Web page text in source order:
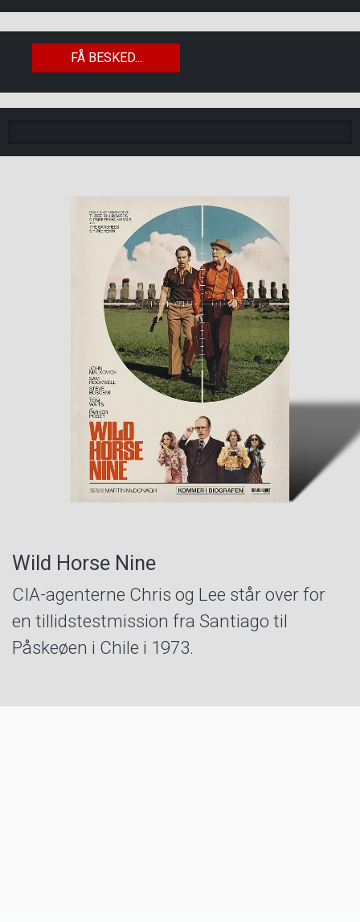
FÅ BESKED...
Wild Horse Nine
CIA-agenterne Chris og Lee står over for
en tillidstestmission fra Santiago til
Påskeøen i Chile i 1973.